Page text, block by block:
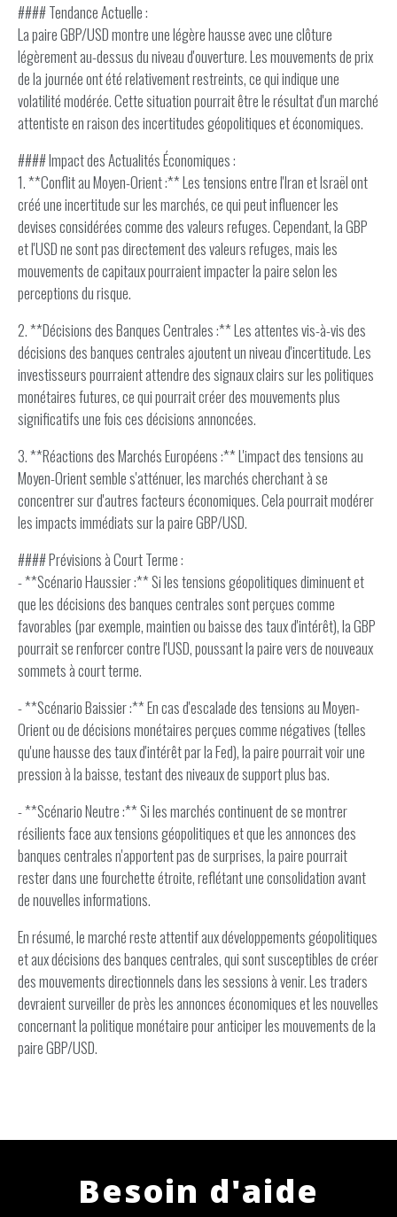
#### Tendance Actuelle :
La paire GBP/USD montre une légère hausse avec une clôture
légèrement au-dessus du niveau d'ouverture. Les mouvements de prix
de la journée ont été relativement restreints, ce qui indique une
volatilité modérée. Cette situation pourrait être le résultat d'un marché
attentiste en raison des incertitudes géopolitiques et économiques.
#### Impact des Actualités Économiques :
1. **Conflit au Moyen-Orient :** Les tensions entre l'Iran et Israël ont
créé une incertitude sur les marchés, ce qui peut influencer les
devises considérées comme des valeurs refuges. Cependant, la GBP
et l'USD ne sont pas directement des valeurs refuges, mais les
mouvements de capitaux pourraient impacter la paire selon les
perceptions du risque.
2. **Décisions des Banques Centrales :** Les attentes vis-à-vis des
décisions des banques centrales ajoutent un niveau d'incertitude. Les
investisseurs pourraient attendre des signaux clairs sur les politiques
monétaires futures, ce qui pourrait créer des mouvements plus
significatifs une fois ces décisions annoncées.
3. **Réactions des Marchés Européens :** L'impact des tensions au
Moyen-Orient semble s'atténuer, les marchés cherchant à se
concentrer sur d'autres facteurs économiques. Cela pourrait modérer
les impacts immédiats sur la paire GBP/USD.
#### Prévisions à Court Terme :
- **Scénario Haussier :** Si les tensions géopolitiques diminuent et
que les décisions des banques centrales sont perçues comme
favorables (par exemple, maintien ou baisse des taux d'intérêt), la GBP
pourrait se renforcer contre l'USD, poussant la paire vers de nouveaux
sommets à court terme.
- **Scénario Baissier :** En cas d'escalade des tensions au Moyen-
Orient ou de décisions monétaires perçues comme négatives (telles
qu'une hausse des taux d'intérêt par la Fed), la paire pourrait voir une
pression à la baisse, testant des niveaux de support plus bas.
- **Scénario Neutre :** Si les marchés continuent de se montrer
résilients face aux tensions géopolitiques et que les annonces des
banques centrales n'apportent pas de surprises, la paire pourrait
rester dans une fourchette étroite, reflétant une consolidation avant
de nouvelles informations.
En résumé, le marché reste attentif aux développements géopolitiques
et aux décisions des banques centrales, qui sont susceptibles de créer
des mouvements directionnels dans les sessions à venir. Les traders
devraient surveiller de près les annonces économiques et les nouvelles
concernant la politique monétaire pour anticiper les mouvements de la
paire GBP/USD.
Besoin d'aide